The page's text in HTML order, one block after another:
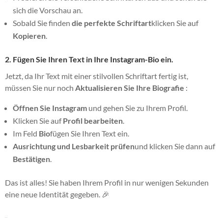
sich die Vorschau an.
Sobald Sie finden die perfekte Schriftartklicken Sie auf
Kopieren
2. Fügen Sie Ihren Text in Ihre Instagram-Bio ein.
Jetzt, da Ihr Text mit einer stilvollen Schriftart fertig ist,
müssen Sie nur noch Aktualisieren Sie Ihre Biografie :
Öffnen Sie Instagram und gehen Sie zu Ihrem Profil.
Klicken Sie aufProfil bearbeiten
Im Feld Biofügen Sie Ihren Text ein.
Ausrichtung und Lesbarkeit prüfenund klicken Sie dann auf
Bestätigen
Das ist alles! Sie haben Ihrem Profil in nur wenigen Sekunden
eine neue Identität gegeben. 🎉